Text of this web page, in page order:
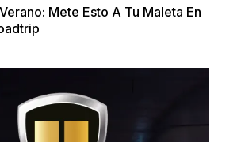
Mete Esto A Tu Maleta En